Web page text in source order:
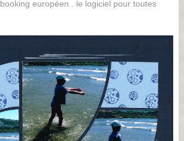
booking européen . le logiciel pour toutes